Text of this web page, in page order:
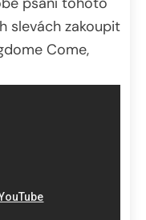
slevách zakoupit
Come,